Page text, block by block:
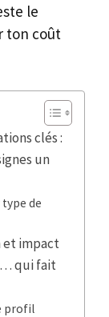
le
ton coût
clés :
un
de
et impact
qui fait
profil